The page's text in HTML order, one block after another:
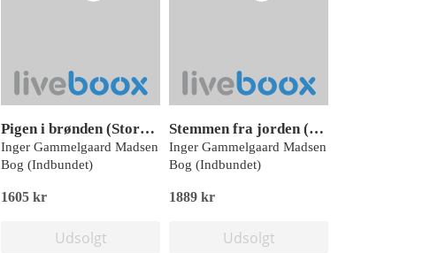
Pigen i brønden (Storskrift)
Inger Gammelgaard Madsen
Bog (Indbundet)
1605 kr
Udsolgt
Stemmen fra jorden (Storskrift)
Inger Gammelgaard Madsen
Bog (Indbundet)
1889 kr
Udsolgt